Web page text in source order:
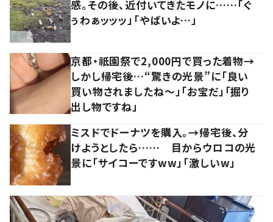
感。その後、近付いてきたモノに……「ぐ
ぅわぁッッッ」「やばいよ…」
京都・祇園祭で2,000円で買った着物→
しかし帰宅後…“驚きの光景”に「良い
買い物されましたね～」「お宝だ」「掘り
出し物ですね」
ミスドでドーナツを購入。→帰宅後、分
けようとしたら…… 目からウロコの光
景に「サイコーですww」「激しいw」